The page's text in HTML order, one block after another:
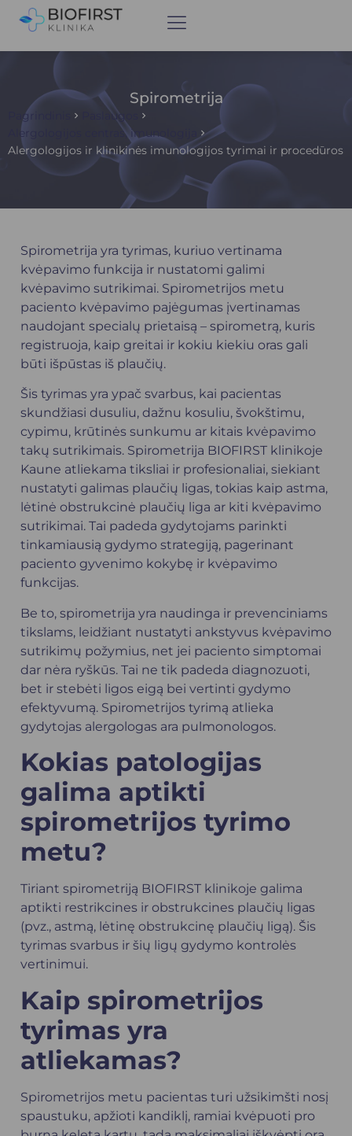
Spirometrija
Pagrindinis
Paslaugos
Alergologijos centras, imunologija
Alergologijos ir klinikinės imunologijos tyrimai ir procedūros
Spirometrija yra tyrimas, kuriuo vertinama
kvėpavimo funkcija ir nustatomi galimi
kvėpavimo sutrikimai. Spirometrijos metu
paciento kvėpavimo pajėgumas įvertinamas
naudojant specialų prietaisą – spirometrą, kuris
registruoja, kaip greitai ir kokiu kiekiu oras gali
būti išpūstas iš plaučių.
Šis tyrimas yra ypač svarbus, kai pacientas
skundžiasi dusuliu, dažnu kosuliu, švokštimu,
cypimu, krūtinės sunkumu ar kitais kvėpavimo
takų sutrikimais. Spirometrija BIOFIRST klinikoje
Kaune atliekama tiksliai ir profesionaliai, siekiant
nustatyti galimas plaučių ligas, tokias kaip astma,
lėtinė obstrukcinė plaučių liga ar kiti kvėpavimo
sutrikimai. Tai padeda gydytojams parinkti
tinkamiausią gydymo strategiją, pagerinant
paciento gyvenimo kokybę ir kvėpavimo
funkcijas.
Be to, spirometrija yra naudinga ir prevenciniams
tikslams, leidžiant nustatyti ankstyvus kvėpavimo
sutrikimų požymius, net jei paciento simptomai
dar nėra ryškūs. Tai ne tik padeda diagnozuoti,
bet ir stebėti ligos eigą bei vertinti gydymo
efektyvumą. Spirometrijos tyrimą atlieka
gydytojas alergologas ara pulmonologos.
Kokias patologijas
galima aptikti
spirometrijos tyrimo
metu?
Tiriant spirometriją BIOFIRST klinikoje galima
aptikti restrikcines ir obstrukcines plaučių ligas
(pvz., astmą, lėtinę obstrukcinę plaučių ligą). Šis
tyrimas svarbus ir šių ligų gydymo kontrolės
vertinimui.
Kaip spirometrijos
tyrimas yra
atliekamas?
Spirometrijos metu pacientas turi užsikimšti nosį
spaustuku, apžioti kandiklį, ramiai kvėpuoti pro